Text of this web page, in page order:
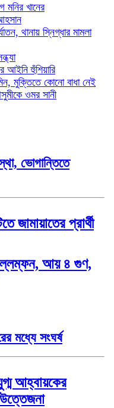
মনির খানের
থানায় স্নিগ্ধার মামলা
আইনি হুঁশিয়ারি
মুক্তিতে কোনো বাধা নেই
ওমর সানী
ভোগান্তিতে
জামায়াতের প্রার্থী
আয় ৪ গুণ,
মধ্যে সংঘর্ষ
আহ্বায়কের